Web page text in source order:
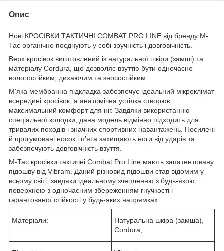
Опис
Нові КРОСІВКИ ТАКТИЧНІ COMBAT PRO LINE від бренду М-
Тас органічно поєднують у собі зручність і довговічність.
Верх кросівок виготовлений із натуральної шкіри (замші) та
матеріалу Cordura, що дозволяє взуттю бути одночасно
вологостійким, дихаючим та зносостійким.
М'яка мембранна підкладка забезпечує ідеальний мікроклімат
всередині кросівок, а анатомічна устілка створює
максимальний комфорт для ніг. Завдяки використанню
спеціальної колодки, дана модель відмінно підходить для
тривалих походів і значних спортивних навантажень. Посилені
й прогумовані носок і п’ята захищають ноги від ударів та
забезпечують довговічність взуття.
М-Тас кросівки тактичні Combat Pro Line мають запатентовану
підошву від Vibram. Даний різновид підошви став відомим у
всьому світі, завдяки ідеальному зчепленню з будь-якою
поверхнею з одночасним збереженням гнучкості і
гарантованої стійкості у будь-яких напрямках.
Матеріали:
Натуральна шкіра (замша),
Cordura;